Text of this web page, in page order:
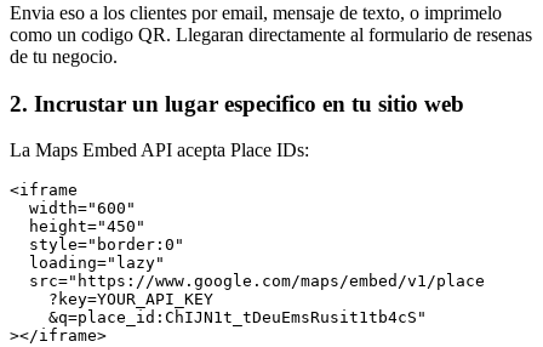
Envia eso a los clientes por email, mensaje de texto, o imprimelo
como un codigo QR. Llegaran directamente al formulario de resenas
de tu negocio.
2. Incrustar un lugar especifico en tu sitio web
La Maps Embed API acepta Place IDs:
<iframe
  width="600"
  height="450"
  style="border:0"
  loading="lazy"
  src="https://www.google.com/maps/embed/v1/place
    ?key=YOUR_API_KEY
    &q=place_id:ChIJN1t_tDeuEmsRusit1tb4cS"
></iframe>